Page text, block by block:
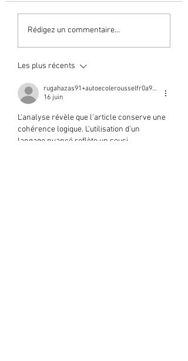
Rédigez un commentaire...
Les plus récents
rugahazas91+autoecolerousselfr0a991d
16 juin
L'analyse révèle que l'article conserve une
cohérence logique. L'utilisation d'un
langage nuancé reflète un souci